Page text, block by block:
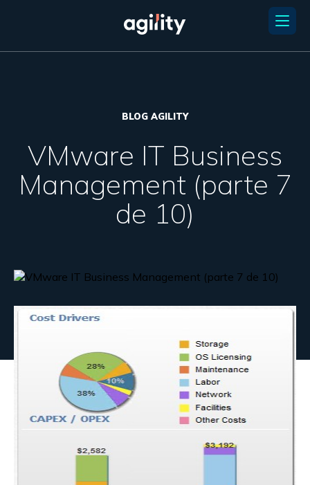
BLOG AGILITY
VMware IT Business
Management (parte 7
de 10)